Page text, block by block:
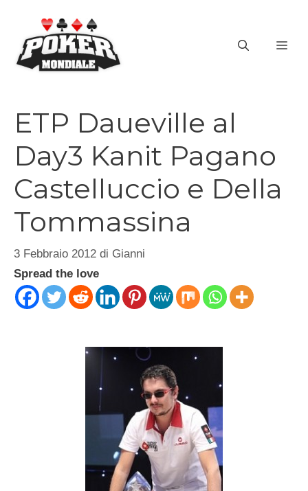
contenuto
ETP Daueville al
Day3 Kanit Pagano
Castelluccio e Della
Tommassina
3 Febbraio 2012 di Gianni
Spread the love